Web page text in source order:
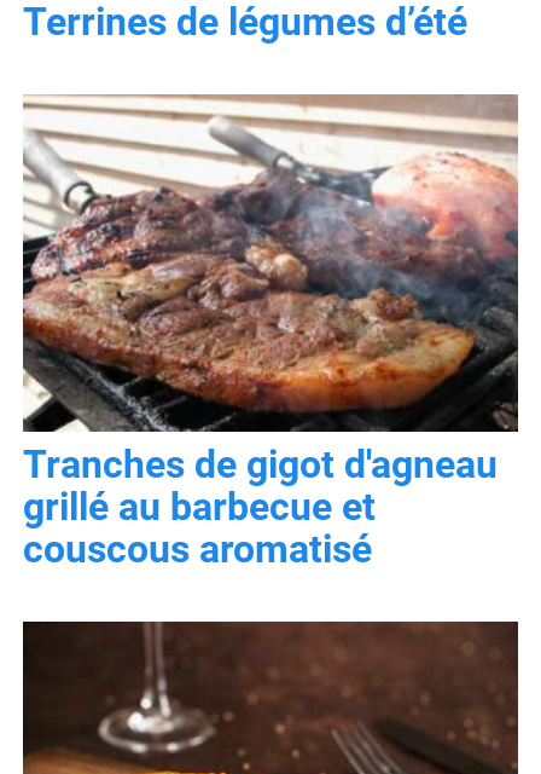
Terrines de légumes d’été
Tranches de gigot d'agneau
grillé au barbecue et
couscous aromatisé